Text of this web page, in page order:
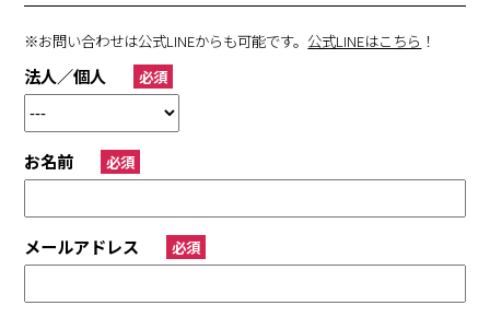
※お問い合わせは公式LINEからも可能です。 公式LINEはこちら ！
法人／個人 必須
お名前 必須
メールアドレス 必須